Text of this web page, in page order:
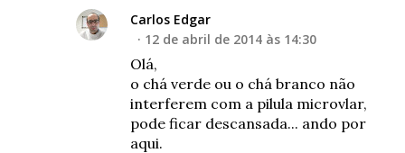
Carlos Edgar
12 de abril de 2014 às 14:30
Olá,
o chá verde ou o chá branco não
interferem com a pilula microvlar,
pode ficar descansada... ando por
aqui.